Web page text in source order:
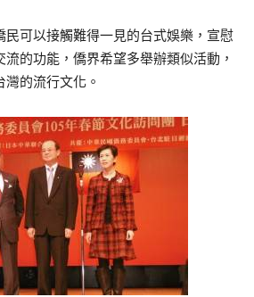
民可以接觸難得一見的台式娛樂，宣慰
的功能，僑界希望多舉辦類似活動，
的流行文化。